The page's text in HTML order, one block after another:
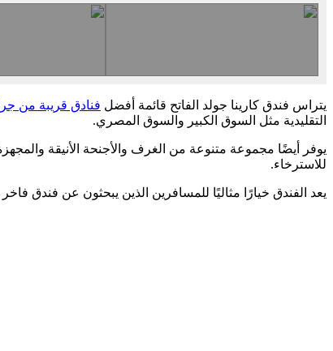
يتراس فندق كارينا جولد الفاتح قائمة أفضل فنادق قريبة من
التقليدية مثل السوق الكبير والسوق المصري.
يوفر أيضًا مجموعة متنوعة من الغرف والأجنحة الأنيقة
للاسترخاء.
يعد الفندق خيارًا مثاليًا للمسافرين الذين يبحثون عن فندق